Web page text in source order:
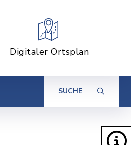
Digitaler Ortsplan
SUCHE